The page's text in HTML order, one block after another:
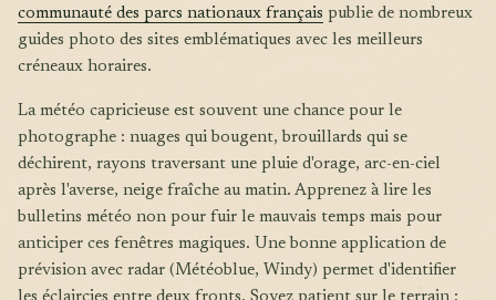
communauté des parcs nationaux français publie de nombreux
guides photo des sites emblématiques avec les meilleurs
créneaux horaires.
La météo capricieuse est souvent une chance pour le
photographe : nuages qui bougent, brouillards qui se
déchirent, rayons traversant une pluie d'orage, arc-en-ciel
après l'averse, neige fraîche au matin. Apprenez à lire les
bulletins météo non pour fuir le mauvais temps mais pour
anticiper ces fenêtres magiques. Une bonne application de
prévision avec radar (Météoblue, Windy) permet d'identifier